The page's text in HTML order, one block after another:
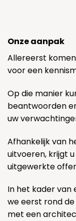
Onze aanpak
Allereerst
voor een
Op die manier
beantwoorden
uw
Afhankelijk van
uitvoeren, krijgt
uitgewerkte
In het kader van
we eerst rond
met een